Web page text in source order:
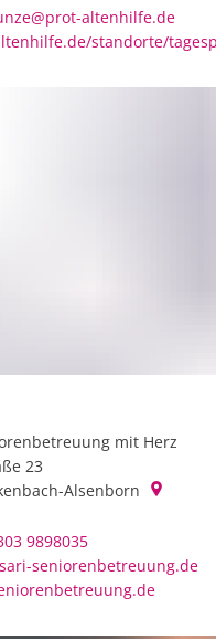
altenhilfe.de
standorte/
mit Herz
23
Alsenborn
9898035
seniorenbetreuung.de